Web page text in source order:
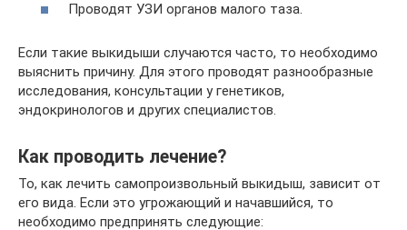
Проводят УЗИ органов малого таза.
Если такие выкидыши случаются часто, то необходимо
выяснить причину. Для этого проводят разнообразные
исследования, консультации у генетиков,
эндокринологов и других специалистов.
Как проводить лечение?
То, как лечить самопроизвольный выкидыш, зависит от
его вида. Если это угрожающий и начавшийся, то
необходимо предпринять следующие: